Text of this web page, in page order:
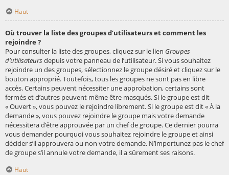
Haut
Où trouver la liste des groupes d’utilisateurs et comment les
rejoindre ?
Pour consulter la liste des groupes, cliquez sur le lien Groupes
d’utilisateursdepuis votre panneau de l’utilisateur. Si vous souhaitez
rejoindre un des groupes, sélectionnez le groupe désiré et cliquez sur le
bouton approprié. Toutefois, tous les groupes ne sont pas en libre
accès. Certains peuvent nécessiter une approbation, certains sont
fermés et d’autres peuvent même être masqués. Si le groupe est dit
« Ouvert », vous pouvez le rejoindre librement. Si le groupe est dit « À la
demande », vous pouvez rejoindre le groupe mais votre demande
nécessitera d’être approuvée par un chef de groupe. Ce dernier pourra
vous demander pourquoi vous souhaitez rejoindre le groupe et ainsi
décider s’il approuvera ou non votre demande. N’importunez pas le chef
de groupe s’il annule votre demande, il a sûrement ses raisons.
Haut